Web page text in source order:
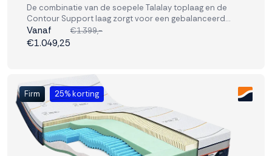
De combinatie van de soepele Talalay toplaag en de
Contour Support laag zorgt voor een gebalanceerd
liggevoel. Ideaal voor wie comfort en performance in één
matras zoekt.
Vanaf €1.399,-
€1.049,25
Firm 25% korting